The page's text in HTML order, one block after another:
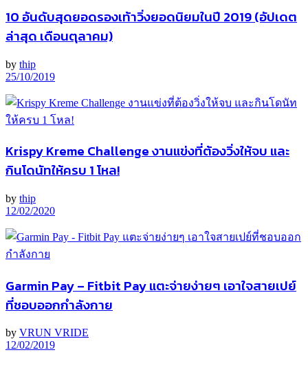
10 อันดับสุดยอดรองเท้าวิ่งยอดนิยมในปี 2019 (อัปเดต
ล่าสุด เดือนตุลาคม)
by thip
25/10/2019
Krispy Kreme Challenge งานแข่งที่ต้องวิ่งให้จบ และ
กินโดนัทให้ครบ 1 โหล!
by thip
12/02/2020
Garmin Pay – Fitbit Pay แตะจ่ายง่ายๆ เอาใจสายเปย์
ที่ชอบออกกำลังกาย
by VRUN VRIDE
12/02/2019